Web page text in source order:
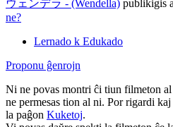
ウェンデラ - (Wendella) publikigis
ne?
Lernado k Edukado
Proponu ĝenrojn
Ni ne povas montri ĉi tiun filmeton
ne permesas tion al ni. Por rigardi
la paĝon Kuketoj.